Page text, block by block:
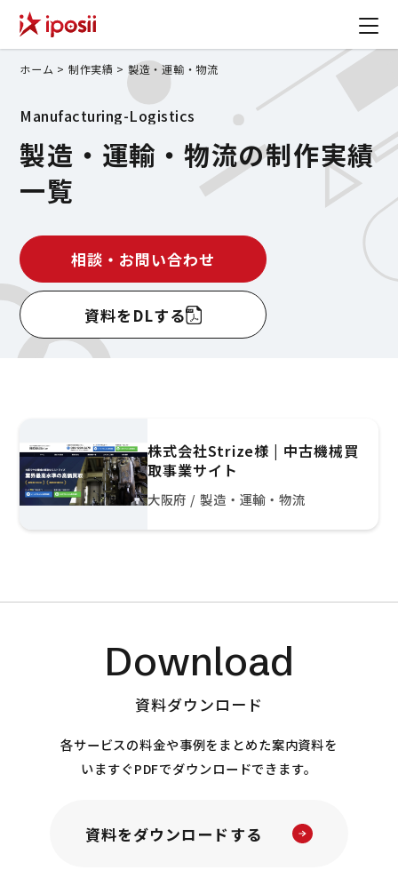
ホーム > 制作実績 > 製造・運輸・物流
Manufacturing-Logistics
製造・運輸・物流の制作実績
一覧
相談・お問い合わせ
資料をDLする
株式会社Strize様 | 中古機械買
取事業サイト
大阪府 / 製造・運輸・物流
Download
資料ダウンロード
各サービスの料金や事例をまとめた案内資料を
いますぐPDFでダウンロードできます。
資料をダウンロードする